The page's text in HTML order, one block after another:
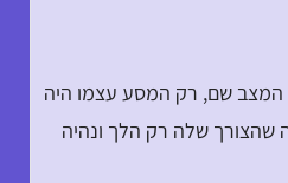
המצב שם, רק המסע עצמו היה
שהצורך שלה רק הלך ונהיה